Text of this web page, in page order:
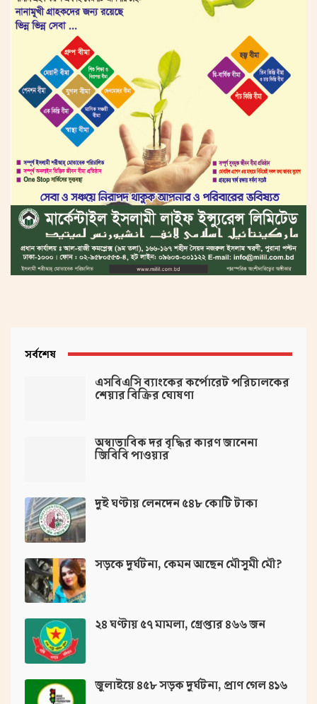
সর্বশেষ
এসবিএসি ব্যাংকের কর্পোরেট পরিচালকের
শেয়ার বিক্রির ঘোষণা
অস্বাভাবিক দর বৃদ্ধির কারণ জানেনা
জিবিবি পাওয়ার
দুই ঘণ্টায় লেনদেন ৫৪৮ কোটি টাকা
সড়কে দুর্ঘটনা, কেমন আছেন মৌসুমী মৌ?
২৪ ঘণ্টায় ৫৭ মামলা, গ্রেপ্তার ৪৬৬ জন
জুলাইয়ে ৪৫৮ সড়ক দুর্ঘটনা, প্রাণ গেল ৪১৬